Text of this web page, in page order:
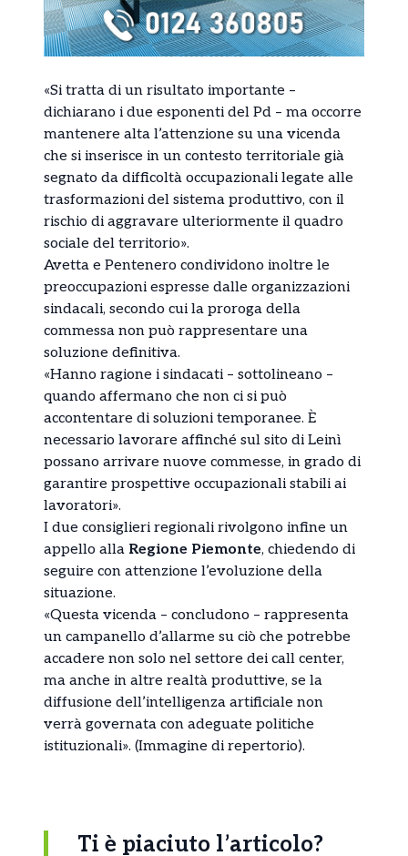
«Si tratta di un risultato importante –
dichiarano i due esponenti del Pd – ma occorre
mantenere alta l’attenzione su una vicenda
che si inserisce in un contesto territoriale già
segnato da difficoltà occupazionali legate alle
trasformazioni del sistema produttivo, con il
rischio di aggravare ulteriormente il quadro
sociale del territorio».
Avetta e Pentenero condividono inoltre le
preoccupazioni espresse dalle organizzazioni
sindacali, secondo cui la proroga della
commessa non può rappresentare una
soluzione definitiva.
«Hanno ragione i sindacati – sottolineano –
quando affermano che non ci si può
accontentare di soluzioni temporanee. È
necessario lavorare affinché sul sito di Leinì
possano arrivare nuove commesse, in grado di
garantire prospettive occupazionali stabili ai
lavoratori».
I due consiglieri regionali rivolgono infine un
appello alla Regione Piemonte, chiedendo di
seguire con attenzione l’evoluzione della
situazione.
«Questa vicenda – concludono – rappresenta
un campanello d’allarme su ciò che potrebbe
accadere non solo nel settore dei call center,
ma anche in altre realtà produttive, se la
diffusione dell’intelligenza artificiale non
verrà governata con adeguate politiche
istituzionali». (Immagine di repertorio).
Ti è piaciuto l’articolo?